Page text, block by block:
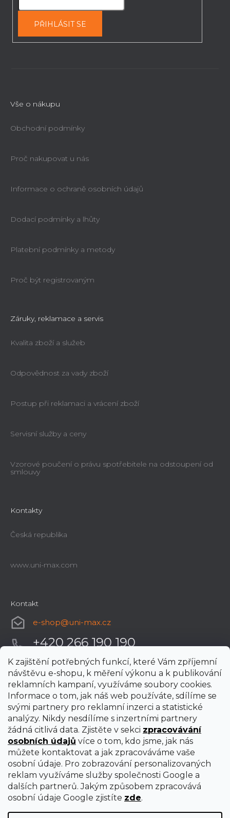
K zajištění potřebných funkcí, které Vám zpříjemní
návštěvu e-shopu, k měření výkonu a k publikování
reklamních kampaní, využíváme soubory cookies.
Informace o tom, jak náš web používáte, sdílíme se
svými partnery pro reklamní inzerci a statistické
analýzy. Nikdy nesdílíme s inzertními partnery
žádná citlivá data. Zjistěte v sekci zpracovávání
osobních údajů více o tom, kdo jsme, jak nás
můžete kontaktovat a jak zpracováváme vaše
osobní údaje. Pro zobrazování personalizovaných
reklam využíváme služby společnosti Google a
dalších partnerů. Jakým způsobem zpracovává
osobní údaje Google zjistíte zde.
PŘIHLÁSIT SE
Vše o nákupu
Obchodní podmínky
Proč nakupovat u nás
Informace o ochraně osobních údajů
Dodací podmínky a lhůty
Platební podmínky a metody
Proč být registrovaným
Záruky, reklamace a servis
Kvalita zboží a služeb
Odpovědnost za vady zboží
Postup při reklamaci a vrácení zboží
Servisní služby a ceny
Vzorové poučení o právu spotřebitele na odstoupení od
smlouvy
Kontakty
Česká republika
www.uni-max.com
Kontakt
e-shop@uni-max.cz
+420 266 190 190